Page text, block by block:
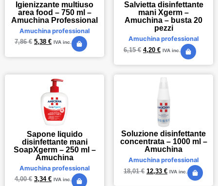
Igienizzante multiuso
area food – 750 ml –
Amuchina Professional
Amuchina professional
7,86€ 5,38 € IVA inc.
Salvietta disinfettante
mani Xgerm –
Amuchina – busta 20
pezzi
Amuchina professional
6,15€ 4,20 € IVA inc.
Sapone liquido
disinfettante mani
SoapXgerm – 250 ml –
Amuchina
Amuchina professional
4,00€ 3,34 € IVA inc.
Soluzione disinfettante
concentrata – 1000 ml –
Amuchina
Amuchina professional
18,01€ 12,33 € IVA inc.